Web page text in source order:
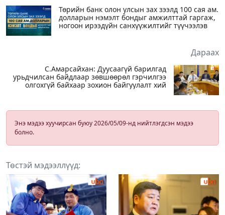
Төрийн банк олон улсын зах зээлд 100 сая ам.
долларын нэмэлт бондыг амжилттай гаргаж,
ногоон ирээдүйн санхүүжилтийг түүчээлэв
Дараах
С.Амарсайхан: Дуусаагүй барилгад
урьдчилсан байдлаар зөвшөөрөл гэрчилгээ
олгохгүй байхаар зохион байгуулалт хий
Энэ мэдээ хуучирсан буюу 2026/05/09-нд нийтлэгдсэн мэдээ
болно.
Төстэй мэдээллүүд: